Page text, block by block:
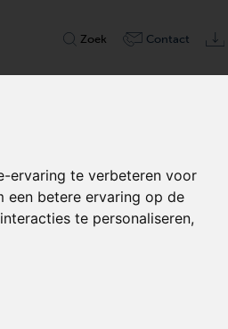
ervaring te verbeteren voor
een betere ervaring op de
te personaliseren,
Zoek Contact